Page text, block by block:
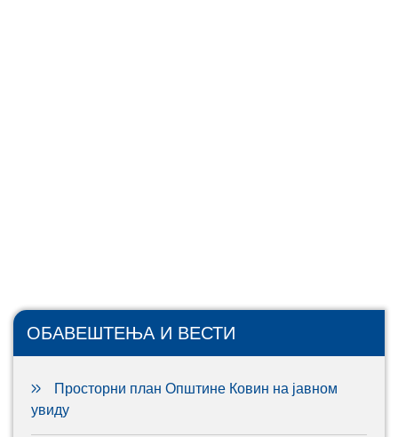
ОБАВЕШТЕЊА И ВЕСТИ
Просторни план Општине Ковин на јавном
увиду